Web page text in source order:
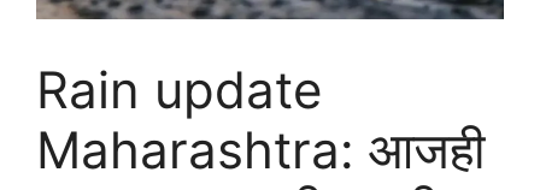
Rain update
Maharashtra: आजही